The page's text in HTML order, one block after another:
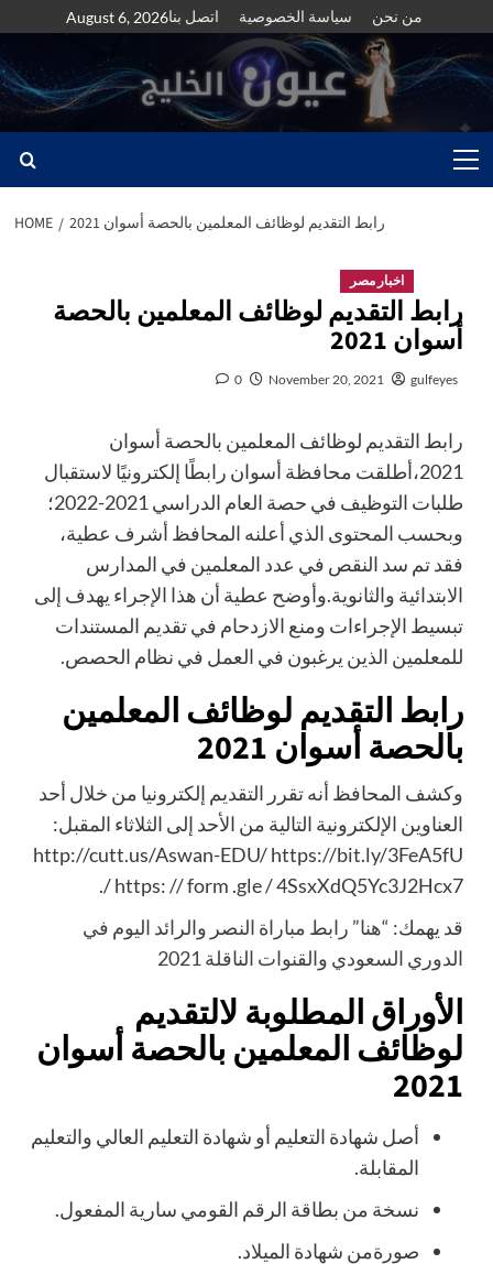
to
content
August 6, 2026اتصل بنا سياسة الخصوصية من نحن
Menu
HOME رابط التقديم لوظائف المعلمين بالحصة أسوان 2021
اخبار مصر
رابط التقديم لوظائف المعلمين بالحصة
أسوان 2021
gulfeyes
November 20, 2021
0
رابط التقديم لوظائف المعلمين بالحصة أسوان
2021،أطلقت محافظة أسوان رابطًا إلكترونيًا لاستقبال
طلبات التوظيف في حصة العام الدراسي 2021-2022؛
وبحسب المحتوى الذي أعلنه المحافظ أشرف عطية،
فقد تم سد النقص في عدد المعلمين في المدارس
الابتدائية والثانوية.وأوضح عطية أن هذا الإجراء يهدف إلى
تبسيط الإجراءات ومنع الازدحام في تقديم المستندات
للمعلمين الذين يرغبون في العمل في نظام الحصص.
رابط التقديم لوظائف المعلمين
بالحصة أسوان 2021
وكشف المحافظ أنه تقرر التقديم إلكترونيا من خلال أحد
العناوين الإلكترونية التالية من الأحد إلى الثلاثاء المقبل:
http://cutt.us/Aswan-EDU/ https://bit.ly/3FeA5fU
/ https: // form .gle / 4SsxXdQ5Yc3J2Hcx7.
قد يهمك: “هنا” رابط مباراة النصر والرائد اليوم في
الدوري السعودي والقنوات الناقلة 2021
الأوراق المطلوبة لالتقديم
لوظائف المعلمين بالحصة أسوان
2021
أصل شهادة التعليم أو شهادة التعليم العالي والتعليم
المقابلة.
نسخة من بطاقة الرقم القومي سارية المفعول.
صورةمن شهادة الميلاد.